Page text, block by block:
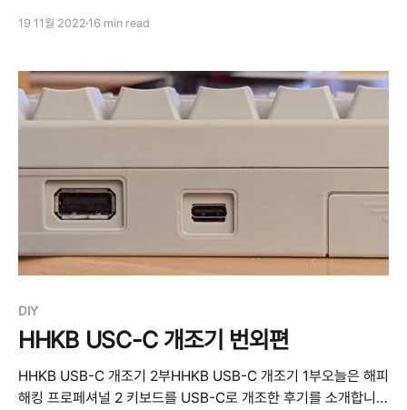
서에 있는 그대로 따랐으며, 도커 이미지 버전 등 사소한 수정만이
습니다. 자세한 내용이 필요하신 경우
19 11월 2022 16 min read
DIY
HHKB USC-C 개조기 번외편
HHKB USB-C 개조기 2부HHKB USB-C 개조기 1부오늘은 해피
해킹 프로페셔널 2 키보드를 USB-C로 개조한 후기를 소개합니